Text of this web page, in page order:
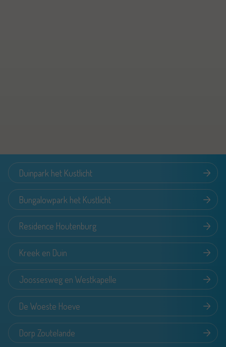
Duinpark het Kustlicht
Bungalowpark het Kustlicht
Residence Houtenburg
Kreek en Duin
Joossesweg en Westkapelle
De Woeste Hoeve
Dorp Zoutelande